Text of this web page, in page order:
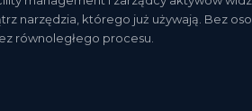
narzędzia, którego już używają. Bez
równoległego procesu.